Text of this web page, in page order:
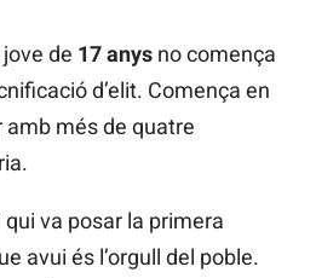
de 17 anys no comença
d’elit. Comença en
més de quatre
qui va posar la primera
avui és l’orgull del poble.